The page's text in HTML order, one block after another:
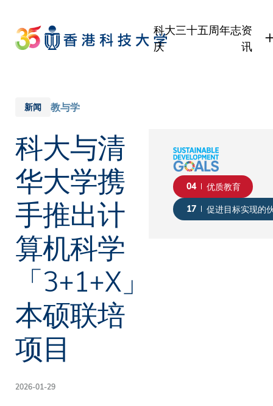
main
content
科大三十五周年志
庆
资
讯
新闻 教与学
科大与清
华大学携
手推出计
算机科学
「3+1+X」
本硕联培
项目
2026-01-29
04 优质教育
17 促进目标实现的